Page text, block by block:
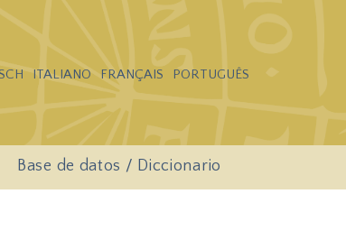
ITALIANO FRANÇAIS PORTUGUÊS
Base de datos / Diccionario